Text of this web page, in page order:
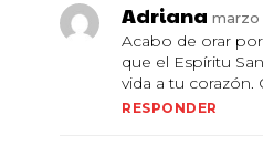
Adriana marzo
Acabo de orar
que el Espíritu
vida a tu corazón.
RESPONDER